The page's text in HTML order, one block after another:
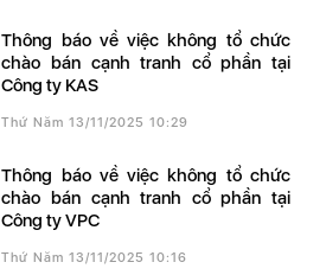
Thông báo về việc không tổ chức
chào bán cạnh tranh cổ phần tại
Công ty KAS
Thứ Năm 13/11/2025 10:29
Thông báo về việc không tổ chức
chào bán cạnh tranh cổ phần tại
Công ty VPC
Thứ Năm 13/11/2025 10:16